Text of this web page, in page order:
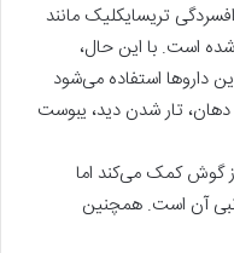
تریسایکلیک مانند
شده است. با این حال،
داروها استفاده می‌شود
دهان، تار شدن دید، یبوست
گوش کمک می‌کند اما
آن است. همچنین